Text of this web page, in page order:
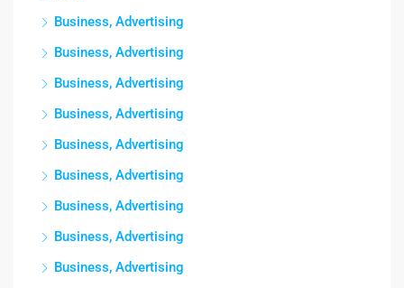
Business, Advertising
Business, Advertising
Business, Advertising
Business, Advertising
Business, Advertising
Business, Advertising
Business, Advertising
Business, Advertising
Business, Advertising